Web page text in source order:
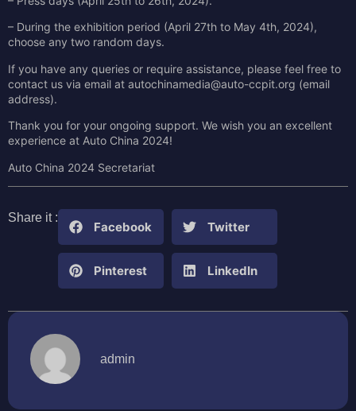
– During the exhibition period (April 27th to May 4th, 2024),
choose any two random days.
If you have any queries or require assistance, please feel free to
contact us via email at autochinamedia@auto-ccpit.org (email
address).
Thank you for your ongoing support. We wish you an excellent
experience at Auto China 2024!
Auto China 2024 Secretariat
Share it :
Facebook Twitter
Pinterest LinkedIn
admin